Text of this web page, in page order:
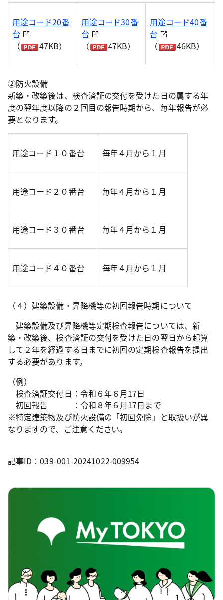
用途コード20番
台
（
47KB）
用途コード30番
台
（
47KB）
用途コード40番
台
（
46KB）
②防火設備
新築・改築後は、検査済証の交付を受けた日の属する年
度の翌年度以降の２回目の報告時期から、毎年報告が必
要となります。
用途コード１０番台 毎年４月から１月
用途コード２０番台 毎年４月から１月
用途コード３０番台 毎年４月から１月
用途コード４０番台 毎年４月から１月
（４）建築設備・昇降機等の初回報告時期について
建築設備及び昇降機等定期検査報告については、新
築・改築後、検査済証の交付を受けた日の翌日から起算
して２年を経過する日までに初回の定期検査報告を提出
する必要があります。
（例）
検査済証交付日：令和６年６月17日
初回報告 ：令和８年６月17日まで
※特定建築物及び防火設備の「初回免除」と取扱いが異
なりますので、ご注意ください。
記事ID：039-001-20241022-009954